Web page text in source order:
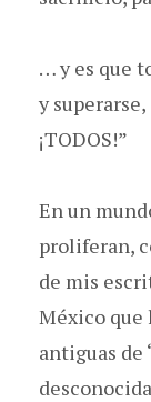
… y es que
y superarse,
¡TODOS!”
En un
proliferan,
de mis
México que
antiguas de